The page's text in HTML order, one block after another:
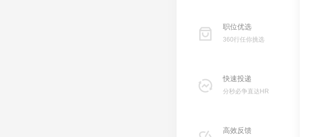
职位优选
360行任你挑选
快速投递
分秒必争直达HR
高效反馈